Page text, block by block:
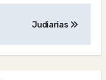
Judiarias